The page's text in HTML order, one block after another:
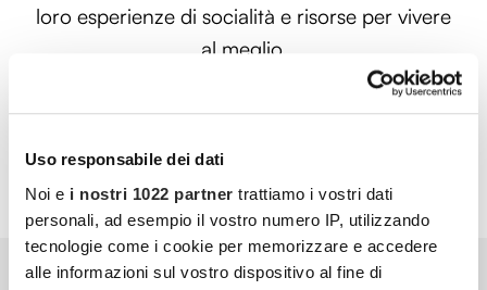
Uso responsabile dei dati
Noi e i nostri 1022 partner trattiamo i vostri dati
personali, ad esempio il vostro numero IP, utilizzando
tecnologie come i cookie per memorizzare e accedere
alle informazioni sul vostro dispositivo al fine di
loro esperienze di socialità e risorse per vivere
al meglio.